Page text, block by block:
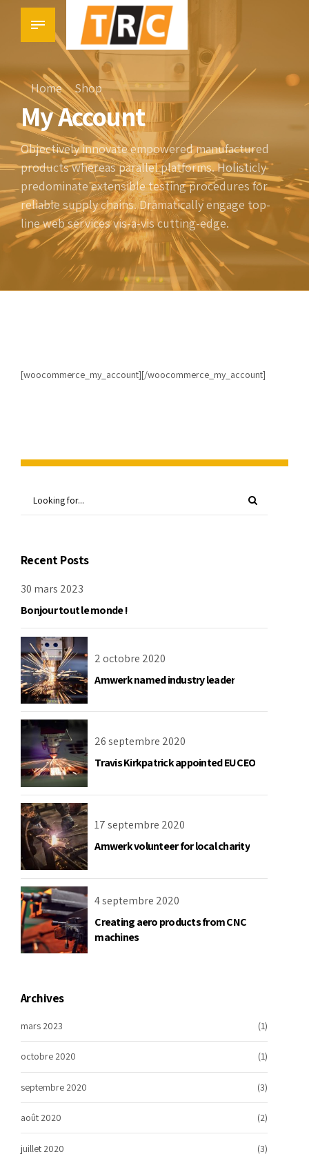
Home Shop
My Account
Objectively innovate empowered manufactured
products whereas parallel platforms. Holisticly
predominate extensible testing procedures for
reliable supply chains. Dramatically engage top-
line web services vis-a-vis cutting-edge.
[woocommerce_my_account][/woocommerce_my_account]
Recent Posts
30 mars 2023
Bonjour tout le monde !
2 octobre 2020
Amwerk named industry leader
26 septembre 2020
Travis Kirkpatrick appointed EU CEO
17 septembre 2020
Amwerk volunteer for local charity
4 septembre 2020
Creating aero products from CNC
machines
Archives
mars 2023 (1)
octobre 2020 (1)
septembre 2020 (3)
août 2020 (2)
juillet 2020 (3)